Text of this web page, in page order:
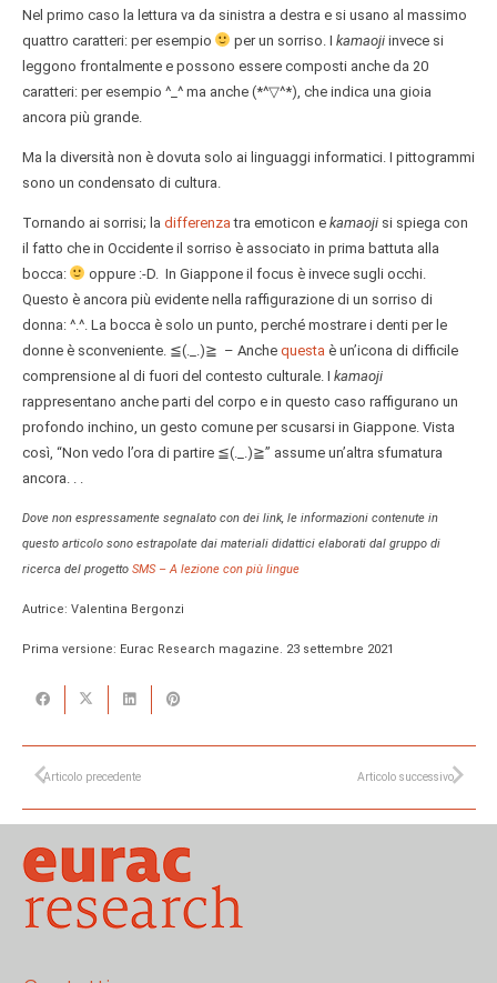
Nel primo caso la lettura va da sinistra a destra e si usano al massimo
quattro caratteri: per esempio
per un sorriso. Ikamaoji invece si
leggono frontalmente e possono essere composti anche da 20
caratteri: per esempio ^_^ ma anche (*^▽^*), che indica una gioia
ancora più grande.
Ma la diversità non è dovuta solo ai linguaggi informatici. I pittogrammi
sono un condensato di cultura.
Tornando ai sorrisi; la differenzatra emoticon e kamaojisi spiega con
il fatto che in Occidente il sorriso è associato in prima battuta alla
bocca:
oppure :-D. In Giappone il focus è invece sugli occhi.
Questo è ancora più evidente nella raffigurazione di un sorriso di
donna: ^.^. La bocca è solo un punto, perché mostrare i denti per le
donne è sconveniente. ≦(._.)≧ – Anche questaè un’icona di difficile
comprensione al di fuori del contesto culturale. I kamaoji
rappresentano anche parti del corpo e in questo caso raffigurano un
profondo inchino, un gesto comune per scusarsi in Giappone. Vista
così, “Non vedo l’ora di partire ≦(._.)≧” assume un’altra sfumatura
ancora. . .
Dove non espressamente segnalato con dei link, le informazioni contenute in
questo articolo sono estrapolate dai materiali didattici elaborati dal gruppo di
ricerca del progetto SMS – A lezione con più lingue
Autrice: Valentina Bergonzi
Prima versione: Eurac Research magazine. 23 settembre 2021
Articolo precedente Articolo successivo